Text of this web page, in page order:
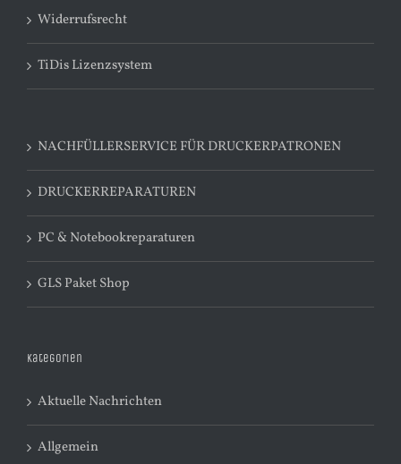
Widerrufsrecht
TiDis Lizenzsystem
NACHFÜLLERSERVICE FÜR DRUCKERPATRONEN
DRUCKERREPARATUREN
PC & Notebookreparaturen
GLS Paket Shop
Kategorien
Aktuelle Nachrichten
Allgemein